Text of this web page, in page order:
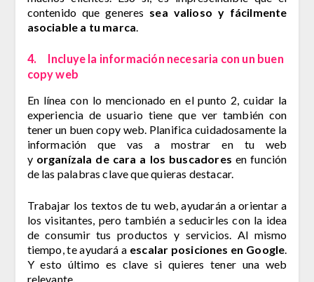
contenido que generes sea valioso y fácilmente
asociable a tu marca.
4. Incluye la información necesaria con un buen
copy web
En línea con lo mencionado en el punto 2, cuidar la
experiencia de usuario tiene que ver también con
tener un buen copy web. Planifica cuidadosamente la
información que vas a mostrar en tu web
y organízala de cara a los buscadores en función
de las palabras clave que quieras destacar.
Trabajar los textos de tu web, ayudarán a orientar a
los visitantes, pero también a seducirles con la idea
de consumir tus productos y servicios. Al mismo
tiempo, te ayudará a escalar posiciones en Google.
Y esto último es clave si quieres tener una web
relevante.